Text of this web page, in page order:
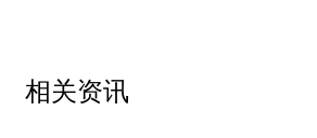
相关资讯